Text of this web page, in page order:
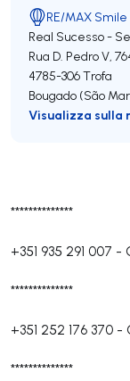
**************
+351 935 291 007 -
**************
+351 252 176 370 -
**************
RE/MAX Smile
Real Sucesso -
Rua D. Pedro V,
4785-306Trofa
Bougado (São
Visualizza sulla